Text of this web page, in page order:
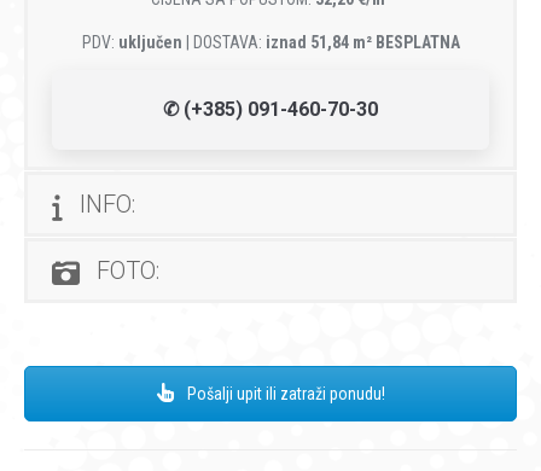
PDV: uključen | DOSTAVA: iznad 51,84 m² BESPLATNA
✆ (+385) 091-460-70-30
INFO:
FOTO:
Pošalji upit ili zatraži ponudu!